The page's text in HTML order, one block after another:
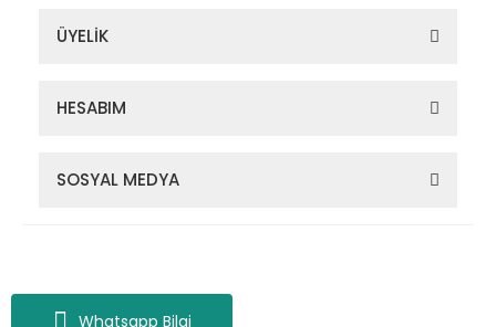
Whatsapp Bilgi
ÜYELİK
HESABIM
SOSYAL MEDYA